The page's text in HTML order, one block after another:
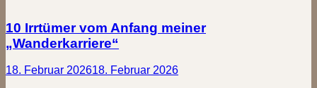
10 Irrtümer vom Anfang meiner
„Wanderkarriere“
18. Februar 202618. Februar 2026